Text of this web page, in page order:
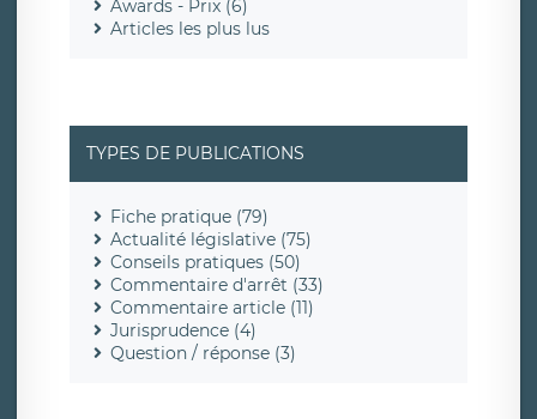
Awards - Prix (6)
Articles les plus lus
TYPES DE PUBLICATIONS
Fiche pratique (79)
Actualité législative (75)
Conseils pratiques (50)
Commentaire d'arrêt (33)
Commentaire article (11)
Jurisprudence (4)
Question / réponse (3)